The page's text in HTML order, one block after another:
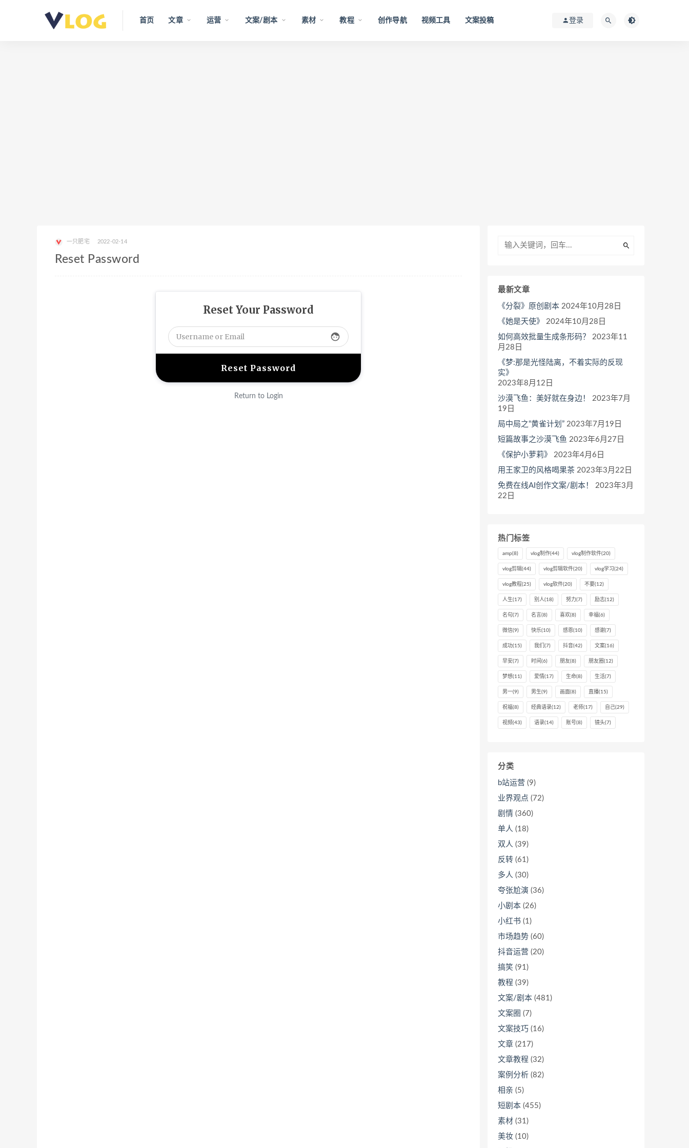
首页 文章 运营 文案/剧本 素材 教程 创作导航 视频工具 文案投稿 登录
一只肥宅 2022-02-14
Reset Password
Reset Your Password
face
Return to Login
最新文章
《分裂》原创剧本 2024年10月28日
《她是天使》
2024年10月28日
如何高效批量生成条形码？
2023年11
月28日
《梦:那是光怪陆离，不着实际的反现
实》
2023年8月12日
沙漠飞鱼：美好就在身边！
2023年7月
19日
局中局之“黄雀计划” 2023年7月19日
短篇故事之沙漠飞鱼 2023年6月27日
《保护小萝莉》
2023年4月6日
用王家卫的风格喝果茶 2023年3月22日
免费在线AI创作文案/剧本！
2023年3月
22日
热门标签
amp(8) vlog制作(44) vlog制作软件(20)
vlog剪辑(44) vlog剪辑软件(20) vlog学习(24)
vlog教程(25) vlog软件(20) 不要(12)
人生(17) 别人(18) 努力(7) 励志(12)
名句(7) 名言 (8) 喜欢(8) 幸福(6)
微信(9) 快乐(10) 感恩(10) 感谢(7)
成功(15) 我们 (7) 抖音(42) 文案(16)
早安(7) 时间 (6) 朋友(8) 朋友圈 (12)
梦想(11) 爱情(17) 生命(8) 生活(7)
男一(9) 男生(9) 画面(8) 直播(15)
祝福(8) 经典语录(12) 老师(17) 自己(29)
视频(43) 语录(14) 账号(8) 镜头(7)
分类
b站运营 (9)
业界观点 (72)
剧情 (360)
单人 (18)
双人 (39)
反转 (61)
多人 (30)
夸张尬演 (36)
小剧本 (26)
小红书 (1)
市场趋势 (60)
抖音运营 (20)
搞笑 (91)
教程 (39)
文案/剧本 (481)
文案圈 (7)
文案技巧 (16)
文章 (217)
文章教程 (32)
案例分析 (82)
相亲 (5)
短剧本 (455)
素材 (31)
美妆 (10)